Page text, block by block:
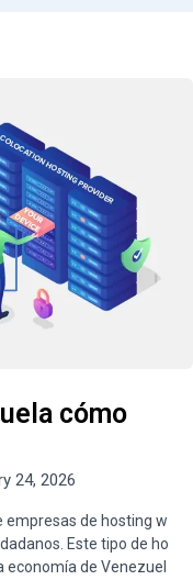
cómo
24, 2026
empresas de hosting w
Este tipo de ho
de Venezuel